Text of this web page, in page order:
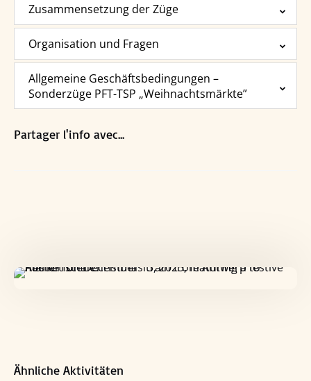
Zusammensetzung der Züge
Organisation und Fragen
Allgemeine Geschäftsbedingungen –
Sonderzüge PFT-TSP „Weihnachtsmärkte”
Partager l'info avec...
Ähnliche Aktivitäten